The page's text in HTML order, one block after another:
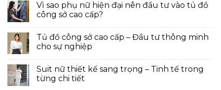
Vì sao phụ nữ hiện đại nên đầu tư vào tủ đồ
công sở cao cấp?
Tủ đồ công sở cao cấp – Đầu tư thông minh
cho sự nghiệp
Suit nữ thiết kế sang trọng – Tinh tế trong
từng chi tiết